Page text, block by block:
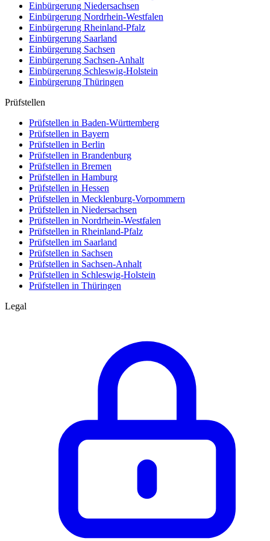
Einbürgerung Niedersachsen
Einbürgerung Nordrhein-Westfalen
Einbürgerung Rheinland-Pfalz
Einbürgerung Saarland
Einbürgerung Sachsen
Einbürgerung Sachsen-Anhalt
Einbürgerung Schleswig-Holstein
Einbürgerung Thüringen
Prüfstellen
Prüfstellen in Baden-Württemberg
Prüfstellen in Bayern
Prüfstellen in Berlin
Prüfstellen in Brandenburg
Prüfstellen in Bremen
Prüfstellen in Hamburg
Prüfstellen in Hessen
Prüfstellen in Mecklenburg-Vorpommern
Prüfstellen in Niedersachsen
Prüfstellen in Nordrhein-Westfalen
Prüfstellen in Rheinland-Pfalz
Prüfstellen im Saarland
Prüfstellen in Sachsen
Prüfstellen in Sachsen-Anhalt
Prüfstellen in Schleswig-Holstein
Prüfstellen in Thüringen
Legal